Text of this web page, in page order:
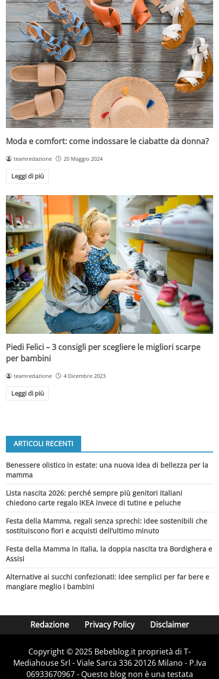
Moda e comfort: come indossare le ciabatte da donna?
teamredazione 20 Maggio 2024
Leggi di più
Piedi Felici – 3 consigli per scegliere le migliori scarpe
per bambini
teamredazione 4 Dicembre 2023
Leggi di più
ARTICOLI RECENTI
Benessere olistico in estate: una nuova idea di bellezza per la
mamma
Lista nascita 2026: perché sempre più genitori italiani
chiedono carte regalo IKEA invece di tutine e peluche
Festa della Mamma, regali senza sprechi: idee sostenibili che
sostituiscono fiori e acquisti dell’ultimo minuto
Festa della Mamma in Italia, la doppia nascita tra Bordighera e
Assisi
Alternative ai succhi confezionati: idee semplici per far bere e
mangiare meglio i bambini
Redazione Privacy Policy Disclaimer
Copyright © 2025 Bebeblog.it proprietà di T-
Mediahouse Srl - Viale Sarca 336 20126 Milano - P.Iva
06933670967 - Questo blog non è una testata